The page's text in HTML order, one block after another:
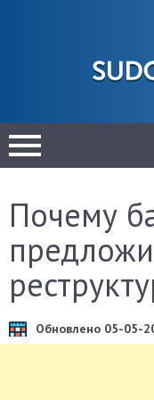
Почему
Обновлено 05-05-